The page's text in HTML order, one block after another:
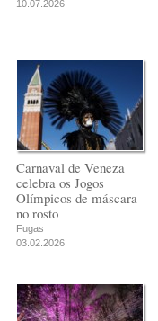
10.07.2026
Carnaval de Veneza
celebra os Jogos
Olímpicos de máscara
no rosto
Fugas
03.02.2026